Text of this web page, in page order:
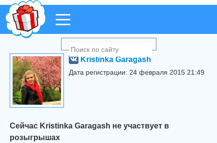
Kristinka Garagash
Дата регистрации: 24 февраля 2015 21:49
Сейчас Kristinka Garagash не участвует в
розыгрышах